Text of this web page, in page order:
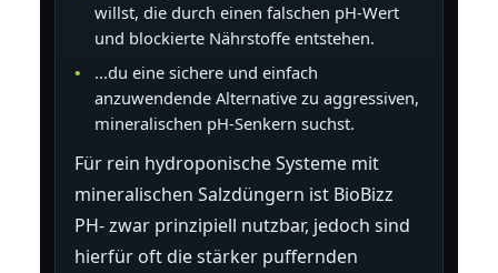
willst, die durch einen falschen pH-Wert
und blockierte Nährstoffe entstehen.
...du eine sichere und einfach
anzuwendende Alternative zu aggressiven,
mineralischen pH-Senkern suchst.
Für rein hydroponische Systeme mit
mineralischen Salzdüngern ist BioBizz
PH- zwar prinzipiell nutzbar, jedoch sind
hierfür oft die stärker puffernden